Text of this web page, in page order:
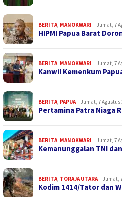
BERITA, MANOKWARI Jumat, 7
HIPMI Papua Barat
BERITA, MANOKWARI Jumat, 7
Kanwil Kemenkum
BERITA, PAPUA Jumat, 7 Agustus
Pertamina Patra Niaga
BERITA, MANOKWARI Jumat, 7
Kemanunggalan TNI
BERITA, TORAJA UTARA Jumat,
Kodim 1414/Tator dan